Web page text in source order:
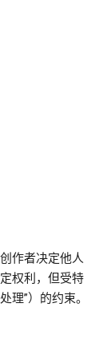
作者决定他人
权利，但受特
理”）的约束。